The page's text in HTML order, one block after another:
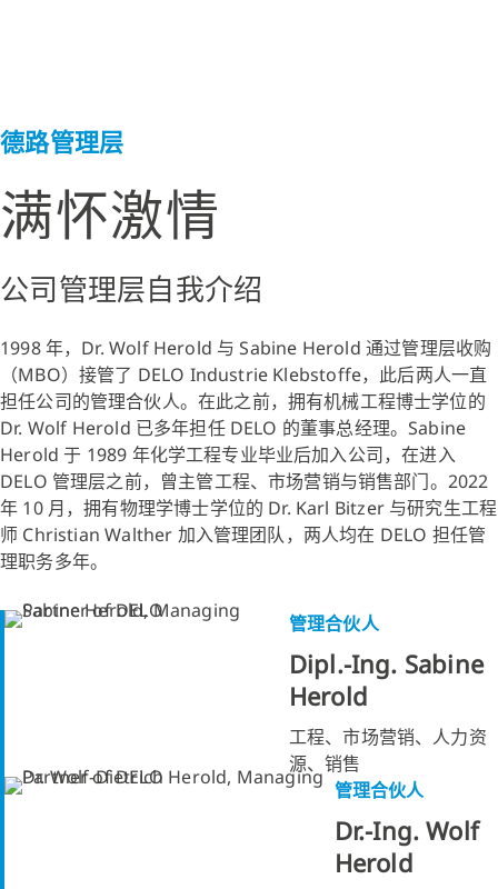
德路管理层
满怀激情
公司管理层自我介绍
1998 年，Dr. Wolf Herold 与 Sabine Herold 通过管理层收购
（MBO）接管了 DELO Industrie Klebstoffe，此后两人一直
担任公司的管理合伙人。在此之前，拥有机械工程博士学位的
Dr. Wolf Herold 已多年担任 DELO 的董事总经理。Sabine
Herold 于 1989 年化学工程专业毕业后加入公司，在进入
DELO 管理层之前，曾主管工程、市场营销与销售部门。2022
年 10 月，拥有物理学博士学位的 Dr. Karl Bitzer 与研究生工程
师 Christian Walther 加入管理团队，两人均在 DELO 担任管
理职务多年。
管理合伙人
Dipl.-Ing. Sabine
Herold
工程、市场营销、人力资
源、销售
管理合伙人
Dr.-Ing. Wolf
Herold